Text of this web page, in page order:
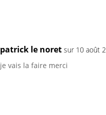
patrick le noret sur 10 août
je vais la faire merci